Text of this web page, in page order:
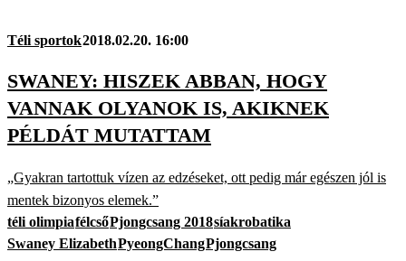
Téli sportok2018.02.20. 16:00
SWANEY: HISZEK ABBAN, HOGY
VANNAK OLYANOK IS, AKIKNEK
PÉLDÁT MUTATTAM
„Gyakran tartottuk vízen az edzéseket, ott pedig már egészen jól is
mentek bizonyos elemek.”
téli olimpiafélcsőPjongcsang 2018síakrobatika
Swaney ElizabethPyeongChangPjongcsang